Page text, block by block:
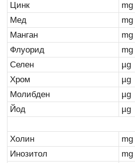
Цинк mg
Мед
mg
Манган
mg
Флуорид
mg
Селен
µg
Хром
µg
Молибден
µg
Йод
µg
Холин mg
Инозитол
mg